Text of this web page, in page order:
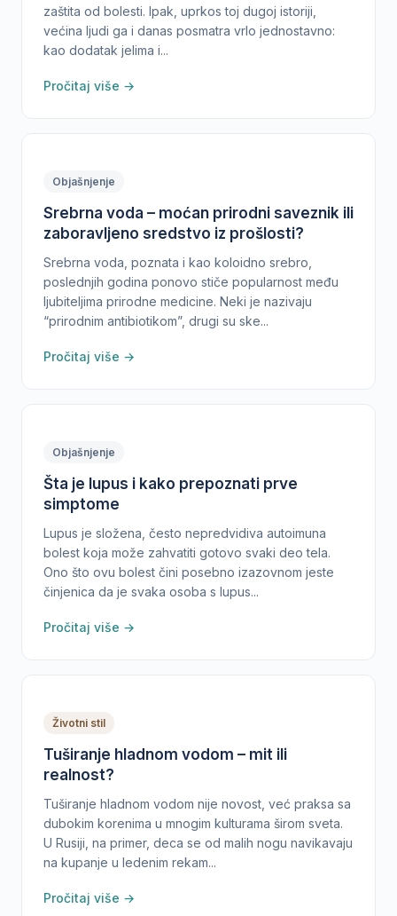
zaštita od bolesti. Ipak, uprkos toj dugoj istoriji,
većina ljudi ga i danas posmatra vrlo jednostavno:
kao dodatak jelima i...
Pročitaj više →
Objašnjenje
Srebrna voda – moćan prirodni saveznik ili
zaboravljeno sredstvo iz prošlosti?
Srebrna voda, poznata i kao koloidno srebro,
poslednjih godina ponovo stiče popularnost među
ljubiteljima prirodne medicine. Neki je nazivaju
“prirodnim antibiotikom”, drugi su ske...
Pročitaj više →
Objašnjenje
Šta je lupus i kako prepoznati prve
simptome
Lupus je složena, često nepredvidiva autoimuna
bolest koja može zahvatiti gotovo svaki deo tela.
Ono što ovu bolest čini posebno izazovnom jeste
činjenica da je svaka osoba s lupus...
Pročitaj više →
Životni stil
Tuširanje hladnom vodom – mit ili
realnost?
Tuširanje hladnom vodom nije novost, već praksa sa
dubokim korenima u mnogim kulturama širom sveta.
U Rusiji, na primer, deca se od malih nogu navikavaju
na kupanje u ledenim rekam...
Pročitaj više →